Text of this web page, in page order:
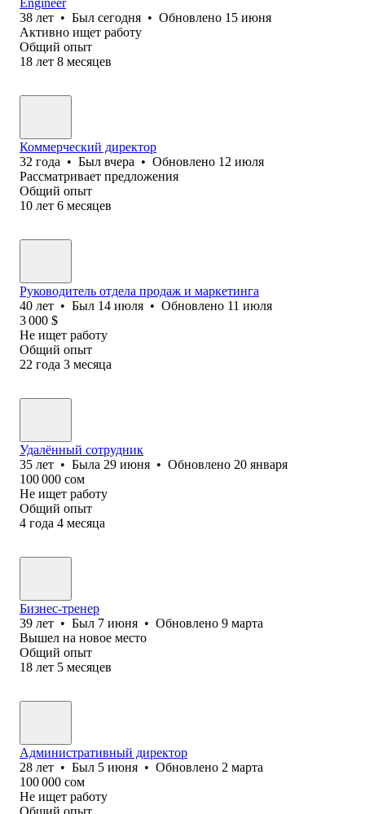
38 лет • Был сегодня • Обновлено 15 июня
Активно ищет работу
Общий опыт
18 лет 8 месяцев
Коммерческий директор
32 года • Был вчера • Обновлено 12 июля
Рассматривает предложения
Общий опыт
10 лет 6 месяцев
Руководитель отдела продаж и маркетинга
40 лет • Был 14 июля • Обновлено 11 июля
3 000 $
Не ищет работу
Общий опыт
22 года 3 месяца
Удалённый сотрудник
35 лет • Была 29 июня • Обновлено 20 января
100 000 сом
Не ищет работу
Общий опыт
4 года 4 месяца
Бизнес-тренер
39 лет • Был 7 июня • Обновлено 9 марта
Вышел на новое место
Общий опыт
18 лет 5 месяцев
Административный директор
28 лет • Был 5 июня • Обновлено 2 марта
100 000 сом
Не ищет работу
Общий опыт